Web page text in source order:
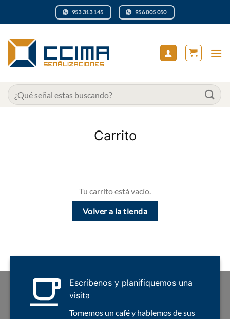
953 313 145 956 005 050
Buscar
por:
Carrito
Tu carrito está vacío.
Volver a la tienda
Escríbenos y planifiquemos una
visita
Tomemos un café y hablemos de sus